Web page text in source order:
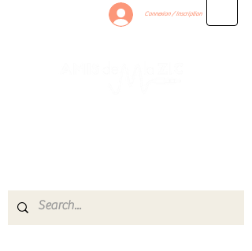
Connexion / Inscription